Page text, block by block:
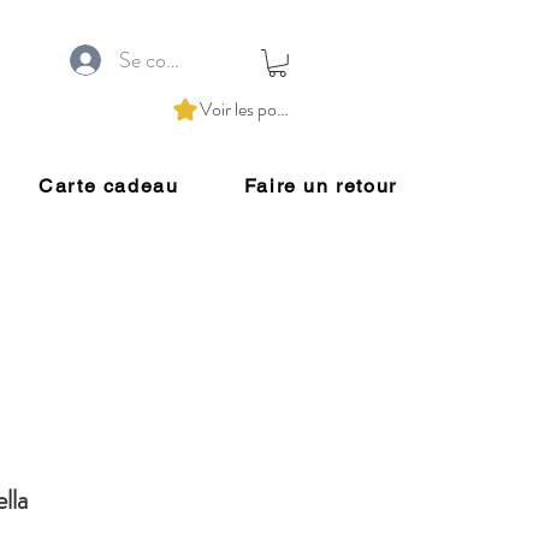
Se connecter
Voir les points
Carte cadeau Faire un retour